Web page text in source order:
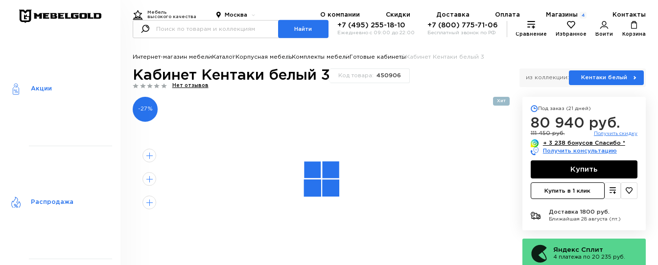
Акции
Распродажа
Мебель
высокого качества
Москва О компании Скидки Доставка Оплата Магазины 4 Контакты
Найти
+7 (495) 255-18-10
Ежедневно с 09:00 до 22:00
+7 (800) 775-71-06
Бесплатный звонок по РФ Сравнение Избранное Войти Корзина
Интернет-магазин мебели КаталогКорпусная мебельКомплекты мебели Готовые кабинеты Кабинет Кентаки белый 3
Кабинет Кентаки белый 3 Код товара: 450906
Нет отзывов
из коллекции: Кентаки белый
-27%
Хит
Под заказ (21 дней)
80 940 руб.
111 450 руб. Получить скидку
+ 3 238 бонусов Спасибо *
Получить консультацию
Купить
Купить в 1 клик
Доставка 1800 руб.
Ближайшая 28 августа (пт.)
Яндекс Сплит
4 платежа по 20 235 руб.